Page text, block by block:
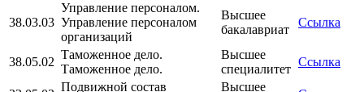
38.03.03
Управление персоналом.
Управление персоналом
организаций
Высшее
бакалавриат
Ссылка
38.05.02
Таможенное дело.
Таможенное дело.
Высшее
специалитет
Ссылка
Подвижной состав
Высшее